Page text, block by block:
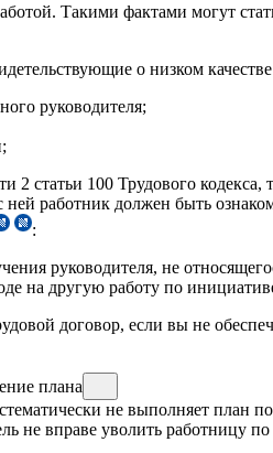
Такими фактами могут
о низком
руководителя;
2 статьи 100 Трудового
работник должен быть
:
руководителя, не
на другую работу по
договор, если вы не
плана
не выполняет план
не вправе уволить работницу по